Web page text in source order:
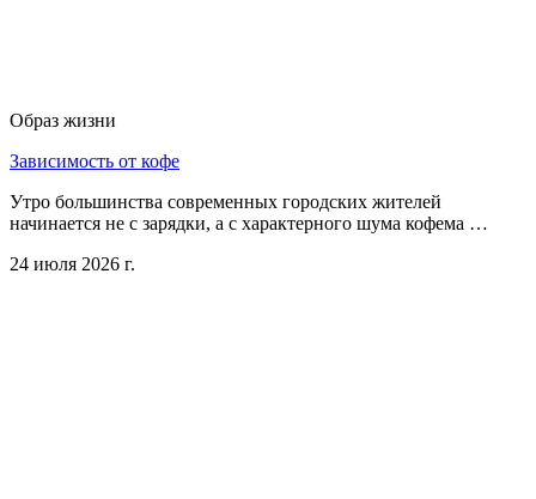
Образ жизни
Зависимость от кофе
Утро большинства современных городских жителей
начинается не с зарядки, а с характерного шума кофема …
24 июля 2026 г.